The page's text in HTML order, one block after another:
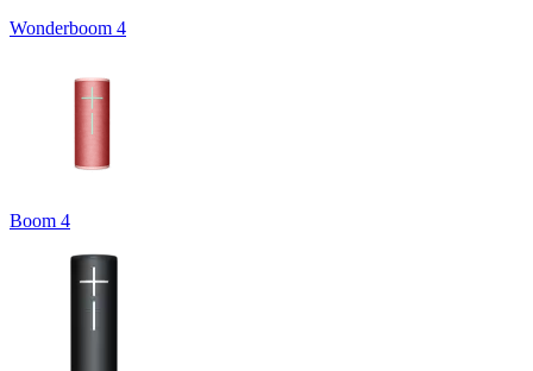
Wonderboom 4
Boom 4